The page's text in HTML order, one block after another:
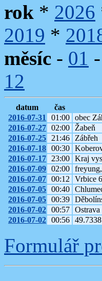
rok * 2026
2019 *
měsíc - 01 -
12
datum čas
2016-07-31
01:00 obec
2016-07-27 02:00 Žabeň
2016-07-25
21:46 Zábřeh
2016-07-18 00:30
2016-07-17
23:00 Kraj
2016-07-09 02:00
2016-07-07 00:12 Vrbice
2016-07-05 00:40
2016-07-05 00:39
2016-07-02 00:57 Ostrava
2016-07-02 00:56
Formulář